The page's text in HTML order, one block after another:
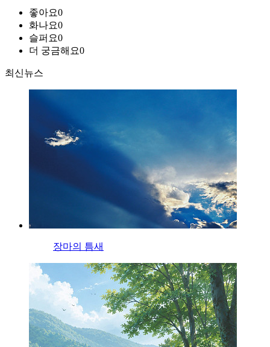
좋아요0
화나요0
슬퍼요0
더 궁금해요0
최신뉴스
장마의 틈새